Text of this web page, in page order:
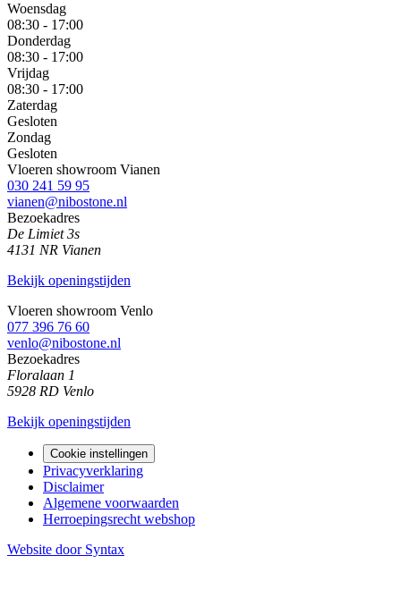
Woensdag
08:30 - 17:00
Donderdag
08:30 - 17:00
Vrijdag
08:30 - 17:00
Zaterdag
Gesloten
Zondag
Gesloten
Vloeren showroom Vianen
030 241 59 95
vianen@nibostone.nl
Bezoekadres
De Limiet 3s
4131 NR Vianen
Bekijk openingstijden
Vloeren showroom Venlo
077 396 76 60
venlo@nibostone.nl
Bezoekadres
Floralaan 1
5928 RD Venlo
Bekijk openingstijden
Cookie instellingen
Privacyverklaring
Disclaimer
Algemene voorwaarden
Herroepingsrecht webshop
Website door Syntax